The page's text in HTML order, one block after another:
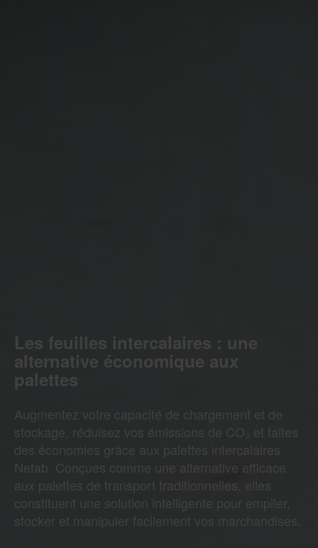
Les feuilles intercalaires : une
alternative économique aux
palettes
Augmentez votre capacité de chargement et de
stockage, réduisez vos émissions de CO₂ et faites
des économies grâce aux palettes intercalaires
Nefab. Conçues comme une alternative efficace
aux palettes de transport traditionnelles, elles
constituent une solution intelligente pour empiler,
stocker et manipuler facilement vos marchandises.